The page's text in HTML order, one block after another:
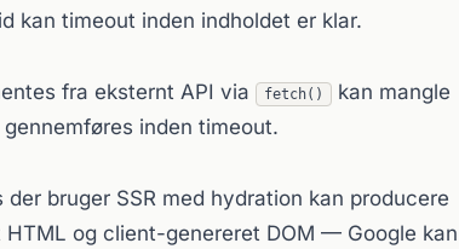
kan timeout inden indholdet er klar.
fra eksternt API via fetch()
kan mangle
inden timeout.
der bruger SSR med hydration kan producere
og client-genereret DOM — Google kan